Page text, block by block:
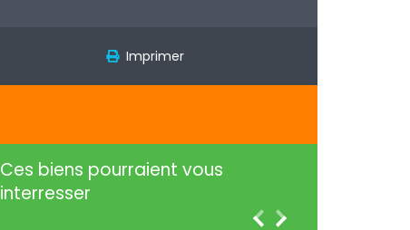
Imprimer
Ces biens pourraient vous
interresser